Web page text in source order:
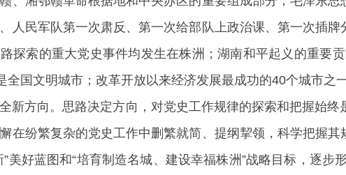
人民军队第一次肃反、第一次给部队上政治课、第一次插
探索的重大党史事件均发生在株洲；湖南和平起义的重要
全国文明城市；改革开放以来经济发展最成功的40个城市之
新方向。思路决定方向，对党史工作规律的探索和把握始
在纷繁复杂的党史工作中删繁就简、提纲挈领，科学把握
”美好蓝图和“培育制造名城、建设幸福株洲”战略目标，逐